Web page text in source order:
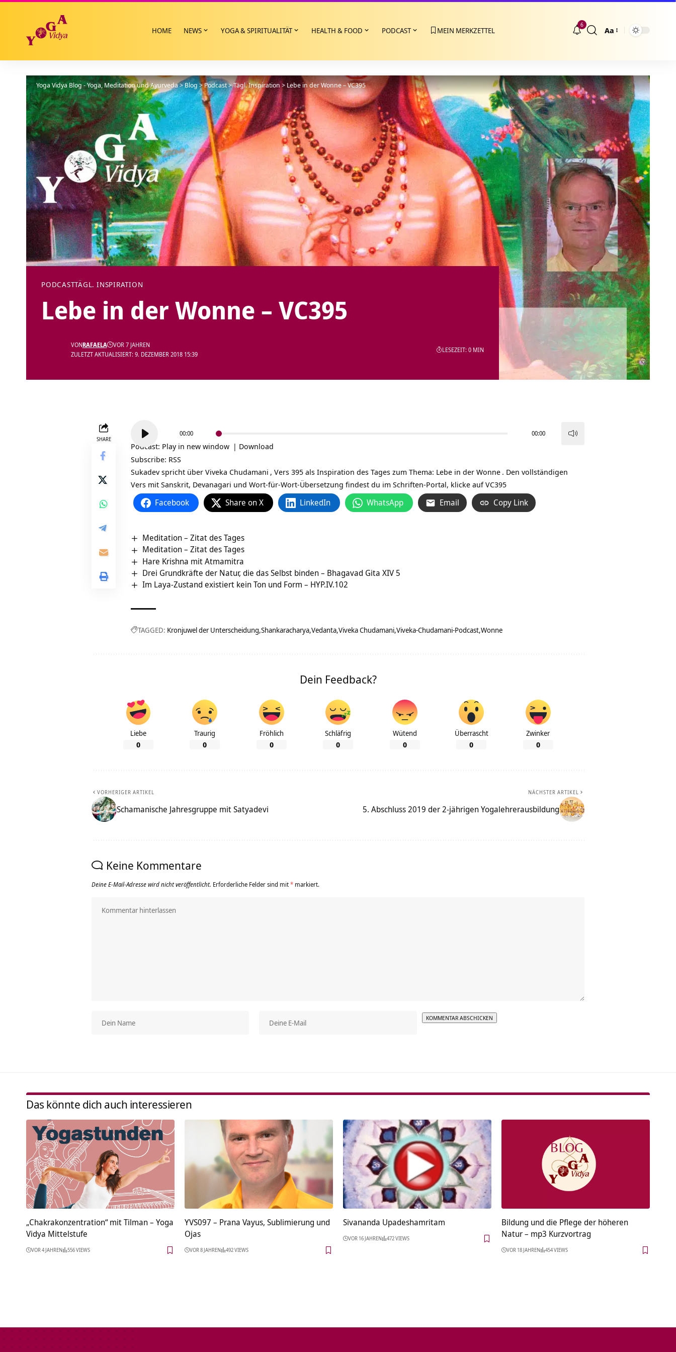
HOME NEWS YOGA & SPIRITUALITÄT HEALTH & FOOD PODCAST MEIN MERKZETTEL
6
Größenänderung
Aa
Yoga Vidya Blog - Yoga, Meditation und Ayurveda>Blog>Podcast>Tägl. Inspiration> Lebe in der Wonne – VC395
PODCASTTÄGL. INSPIRATION
Lebe in der Wonne – VC395
ZULETZT AKTUALISIERT: 9. DEZEMBER 2018 15:39
VONRAFAELA VOR 7 JAHREN
LESEZEIT: 0 MIN
SHARE
Player
00:00 00:00
Podcast: Play in new window | Download
Subscribe: RSS
Sukadev spricht über Viveka Chudamani , Vers 395 als Inspiration des Tages zum Thema: Lebe in der Wonne . Den vollständigen
Vers mit Sanskrit, Devanagari und Wort-für-Wort-Übersetzung findest du im Schriften-Portal, klicke aufVC395
Facebook Share on X LinkedIn WhatsApp Email Copy Link
Meditation – Zitat des Tages
Meditation – Zitat des Tages
Hare Krishna mit Atmamitra
Drei Grundkräfte der Natur, die das Selbst binden – Bhagavad Gita XIV 5
Im Laya-Zustand existiert kein Ton und Form – HYP.IV.102
TAGGED: Kronjuwel der Unterscheidung Shankaracharya Vedanta Viveka Chudamani Viveka-Chudamani-Podcast Wonne
Dein Feedback?
Liebe
0
Traurig
0
Fröhlich
0
Schläfrig
0
Wütend
0
Überrascht
0
Zwinker
0
VORHERIGER ARTIKEL
Schamanische Jahresgruppe mit Satyadevi
NÄCHSTER ARTIKEL
5. Abschluss 2019 der 2-jährigen Yogalehrerausbildung
Keine Kommentare
Deine E-Mail-Adresse wird nicht veröffentlicht. Erforderliche Felder sind mit* markiert.
Das könnte dich auch interessieren
„Chakrakonzentration“ mit Tilman – Yoga
Vidya Mittelstufe
VOR 4 JAHREN 556 VIEWS
YVS097 – Prana Vayus, Sublimierung und
Ojas
VOR 8 JAHREN 492 VIEWS
Sivananda Upadeshamritam
VOR 16 JAHREN 472 VIEWS
Bildung und die Pflege der höheren
Natur – mp3 Kurzvortrag
VOR 18 JAHREN 454 VIEWS